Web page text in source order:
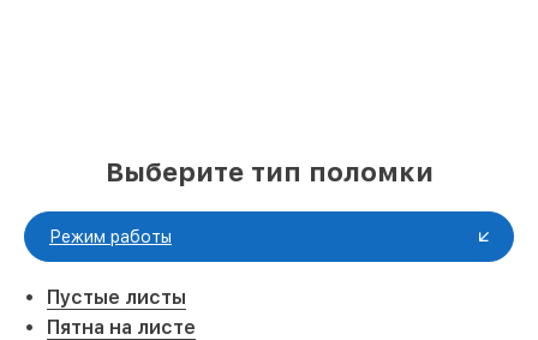
Выберите тип поломки
Режим работы
Пустые листы
Пятна на листе